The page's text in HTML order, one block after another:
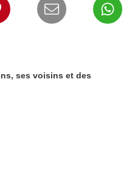
ses voisins et des